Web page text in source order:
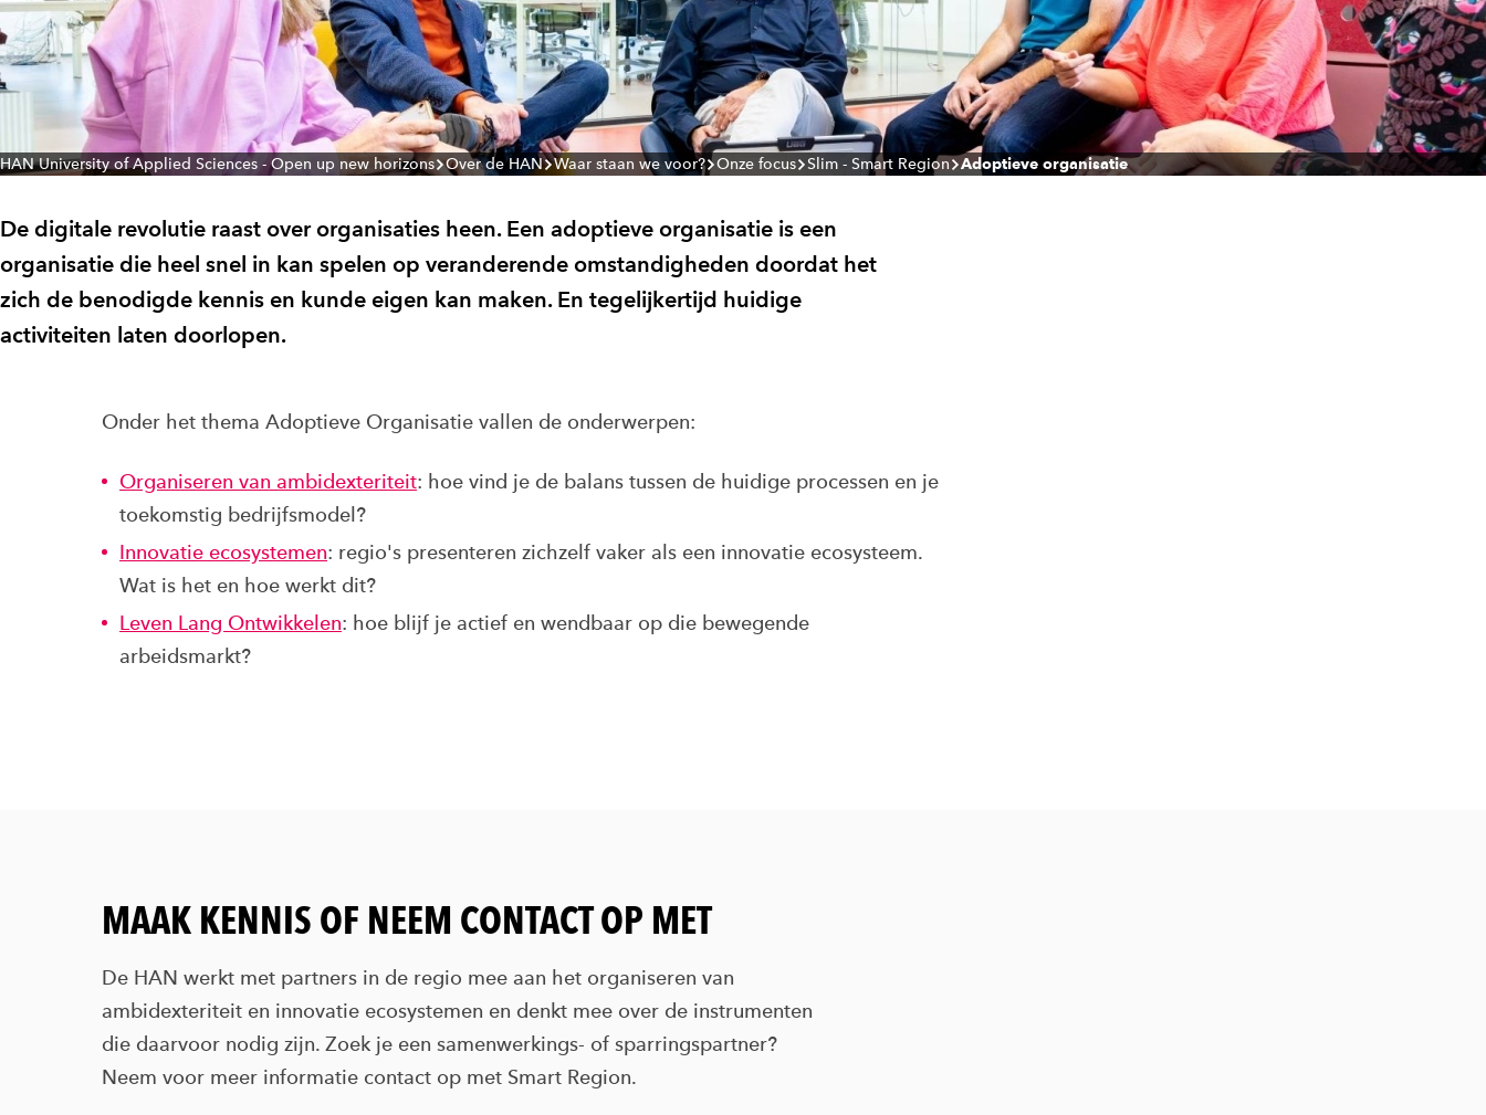
HAN University of Applied Sciences - Open up new horizons Over de HAN Waar staan we voor? Onze focus Slim - Smart Region Adoptieve organisatie
De digitale revolutie raast over organisaties heen. Een adoptieve organisatie is een
organisatie die heel snel in kan spelen op veranderende omstandigheden doordat het
zich de benodigde kennis en kunde eigen kan maken. En tegelijkertijd huidige
activiteiten laten doorlopen.
Onder het thema Adoptieve Organisatie vallen de onderwerpen:
Organiseren van ambidexteriteit: hoe vind je de balans tussen de huidige processen en je
toekomstig bedrijfsmodel?
Innovatie ecosystemen: regio's presenteren zichzelf vaker als een innovatie ecosysteem.
Wat is het en hoe werkt dit?
Leven Lang Ontwikkelen: hoe blijf je actief en wendbaar op die bewegende
arbeidsmarkt?
MAAK KENNIS OF NEEM CONTACT OP MET
De HAN werkt met partners in de regio mee aan het organiseren van
ambidexteriteit en innovatie ecosystemen en denkt mee over de instrumenten
die daarvoor nodig zijn. Zoek je een samenwerkings- of sparringspartner?
Neem voor meer informatie contact op met Smart Region.